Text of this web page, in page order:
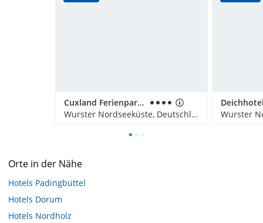
Cuxland Ferienpark & Hotel Nordseebad Dorum
Wurster Nordseeküste, Deutschland
Orte in der Nähe
Hotels Padingbüttel
Hotels Dorum
Hotels Nordholz